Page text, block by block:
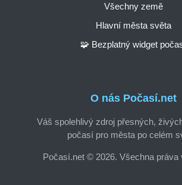
O nás Počasí.net
Váš spolehlivý zdroj přesných,
počasí pro města po celém
Počasí.net © 2026. Všechna práva
Všechny země
Hlavní města světa
🧩 Bezplatný widget